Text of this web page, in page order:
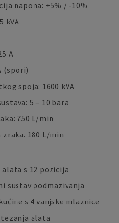
napona: +5% / -10%
kVA
A
(spori)
spoja: 1600 kVA
5 – 10 bara
750 L/min
180 L/min
s 12 pozicija
sustav podmazivanja
s 4 vanjske mlaznice
alata